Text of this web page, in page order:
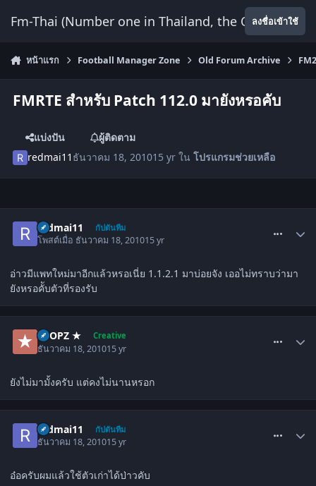
Fm-Thai (Number one in Thailand, the Onlyลงชื่อเข้าใช้
หน้าแรก Football Manager Zone Old Forum Archive
FMRTE สำหรับ Patch 112.0 มายังหรอคับ
แบ่งปัน
ผู้ติดตาม
redmai11 ธันวาคม 18, 201015 yr ในโปรแกรม​ช่วย​เหลือ
redmai11 กัปตันทีม
โพสต์เมื่อ ธันวาคม 18, 201015 yr
อ่าวมีแพทใหม่มาอีกแล้วหรอเนี่ย 1.1.2.1 มาบ่อยจัง เออไม่ทราบว่ามา
ยังหรอคัับตัวที่รองรับ
★ OPZ ★ Creative
ธันวาคม 18, 201015 yr
ยังไม่มามั้งครับ แต่คงไม่นานหรอก
redmai11 กัปตันทีม
ธันวาคม 18, 201015 yr
อ๋อครับผมแล้วใช้ตัวเก่าได้ป่าวคับ